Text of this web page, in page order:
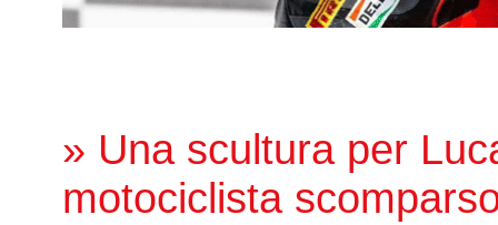
» Una scultura per
motociclista